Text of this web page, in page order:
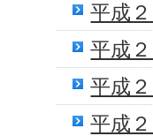
平成
平成
平成
平成